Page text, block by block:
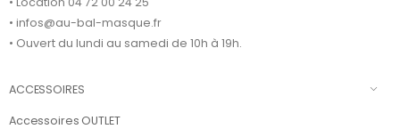
• infos@au-bal-masque.fr
• Ouvert du lundi au samedi de 10h à 19h.
ACCESSOIRES
Accessoires OUTLET